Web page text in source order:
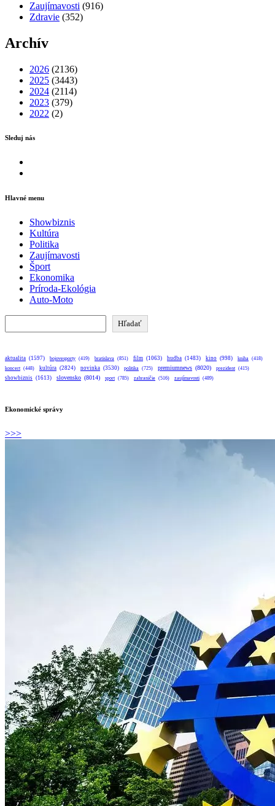
Zaujímavosti (916)
Zdravie (352)
Archív
2026 (2136)
2025 (3443)
2024 (2114)
2023 (379)
2022 (2)
Sleduj nás
Hlavné menu
Showbiznis
Kultúra
Politika
Zaujímavosti
Šport
Ekonomika
Príroda-Ekológia
Auto-Moto
Hľadať
aktualita (1597) bojovesporty (419) bratislava (851) film (1063) hudba (1483) kino (998) kniha (418)
koncert (448) kultúra (2824) novinka (3530) politika (725) premiumnews (8020) prezident (415)
showbiznis (1613) slovensko (8014) sport (785) zahraničie (516) zaujímavosti (489)
Ekonomické správy
>>>